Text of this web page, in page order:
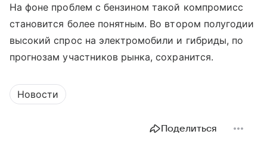
На фоне проблем с бензином такой компромисс
становится более понятным. Во втором полугодии
высокий спрос на электромобили и гибриды, по
прогнозам участников рынка, сохранится.
Новости
Поделиться